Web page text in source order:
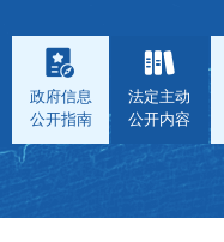
政府信息
公开指南
法定主动
公开内容